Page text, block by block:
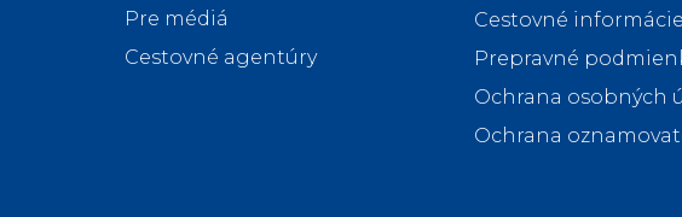
Pre médiá
Cestovné agentúry
Cestovné informácie
Prepravné
Ochrana osobných
Ochrana